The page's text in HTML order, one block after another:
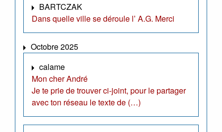
BARTCZAK
Dans quelle ville se déroule l’ A.G. Merci
Octobre 2025
calame
Mon cher André
Je te prie de trouver ci-joint, pour le partager
avec ton réseau le texte de (…)